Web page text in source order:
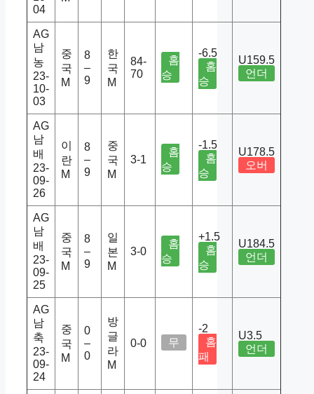
04
AG
남
농
23-
10-
03
중
국
M
8
–
9
한
국
M
84-
70
홈
승
-6.5
홈
승
U159.5
언더
AG
남
배
23-
09-
26
이
란
M
8
–
9
중
국
M
3-1
홈
승
-1.5
홈
승
U178.5
오버
AG
남
배
23-
09-
25
중
국
M
8
–
9
일
본
M
3-0
홈
승
+1.5
홈
승
U184.5
언더
AG
남
축
23-
09-
24
중
국
M
0
–
0
방
글
라
M
0-0 무
-2
홈
패
U3.5
언더